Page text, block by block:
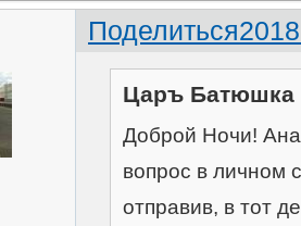
Поделиться
Царъ Батюшка
Доброй Ночи!
вопрос в личном
отправив, в тот